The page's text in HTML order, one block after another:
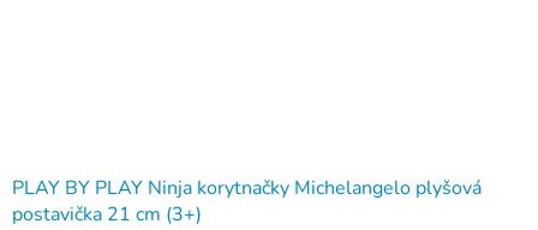
PLAY BY PLAY Ninja korytnačky Michelangelo plyšová
postavička 21 cm (3+)